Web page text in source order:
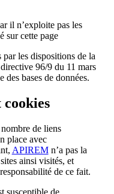
il n’exploite pas les
sur cette page
par les dispositions de la
96/9 du 11 mars
bases de données.
de liens
place avec
APIREMn’a pas la
ainsi visités, et
de ce fait.
susceptible de